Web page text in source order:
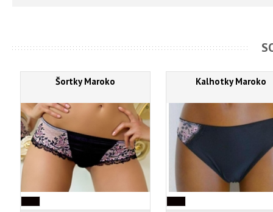
Šortky Maroko Kalhotky Maroko